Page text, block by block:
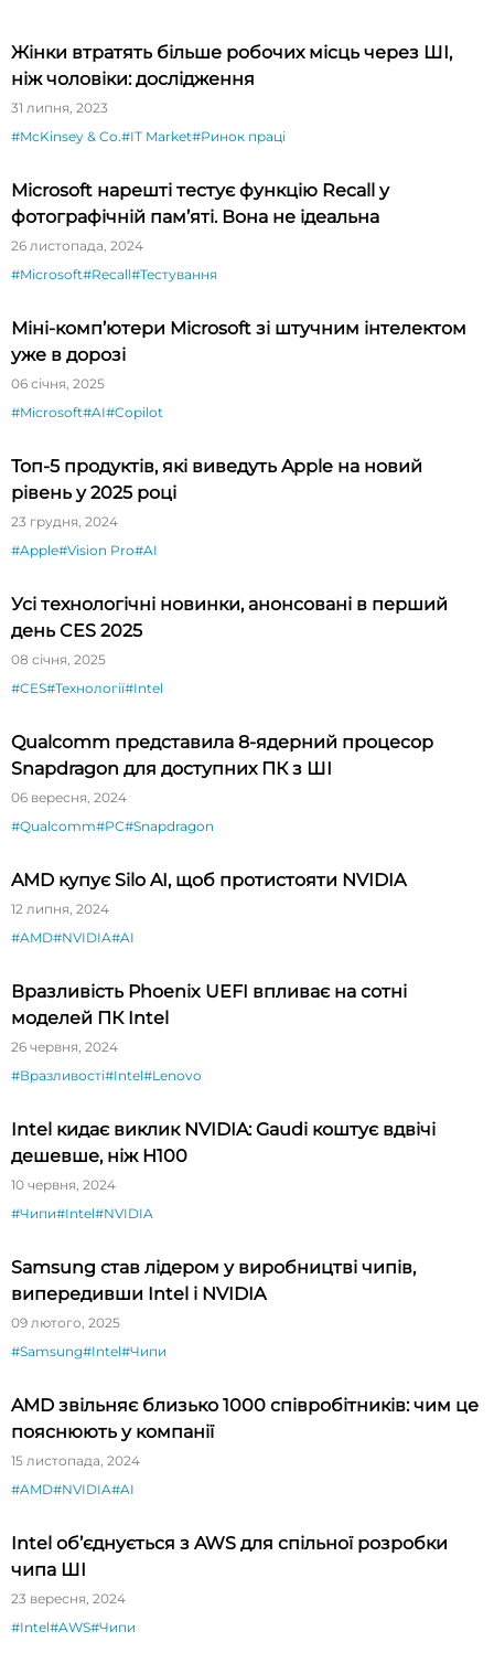
Жінки втратять більше робочих місць через ШІ,
ніж чоловіки: дослідження
31 липня, 2023
#McKinsey & Co.#IT Market#Ринок праці
Microsoft нарешті тестує функцію Recall у
фотографічній пам’яті. Вона не ідеальна
26 листопада, 2024
#Microsoft#Recall#Тестування
Міні-комп’ютери Microsoft зі штучним інтелектом
уже в дорозі
06 січня, 2025
#Microsoft#AI#Copilot
Топ-5 продуктів, які виведуть Apple на новий
рівень у 2025 році
23 грудня, 2024
#Apple#Vision Pro#AI
Усі технологічні новинки, анонсовані в перший
день CES 2025
08 січня, 2025
#CES#Технології#Intel
Qualcomm представила 8-ядерний процесор
Snapdragon для доступних ПК з ШІ
06 вересня, 2024
#Qualcomm#PC#Snapdragon
AMD купує Silo AI, щоб протистояти NVIDIA
12 липня, 2024
#AMD#NVIDIA#AI
Вразливість Phoenix UEFI впливає на сотні
моделей ПК Intel
26 червня, 2024
#Вразливості#Intel#Lenovo
Intel кидає виклик NVIDIA: Gaudi коштує вдвічі
дешевше, ніж H100
10 червня, 2024
#Чипи#Intel#NVIDIA
Samsung став лідером у виробництві чипів,
випередивши Intel і NVIDIA
09 лютого, 2025
#Samsung#Intel#Чипи
AMD звільняє близько 1000 співробітників: чим це
пояснюють у компанії
15 листопада, 2024
#AMD#NVIDIA#AI
Intel об’єднується з AWS для спільної розробки
чипа ШІ
23 вересня, 2024
#Intel#AWS#Чипи